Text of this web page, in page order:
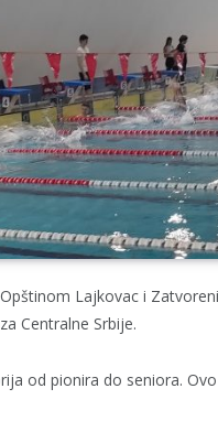
Lajkovac i
Centralne Srbije.
od pionira do seniora.